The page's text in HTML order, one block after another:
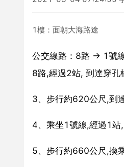
1樓：面朝大海路途
公交線路：8路 → 1號
8路,經過2站, 到達穿
3、步行約620公尺,到
4、乘坐1號線,經過1站
5、步行約660公尺,換